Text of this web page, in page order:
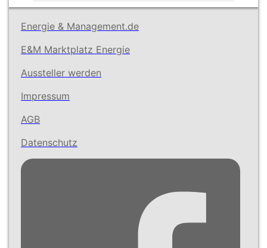
Energie & Management.de
E&M Marktplatz Energie
Aussteller werden
Impressum
AGB
Datenschutz